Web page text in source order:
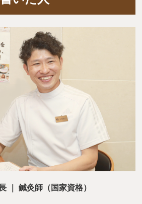
｜ 鍼灸師（国家資格）